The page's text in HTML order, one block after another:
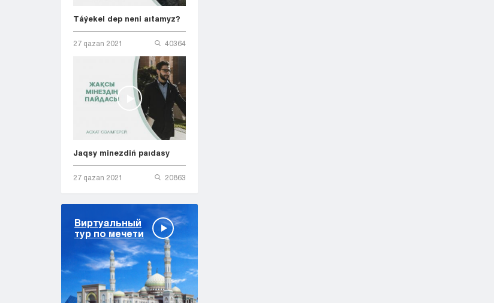
Táýekel dep neni aıtamyz?
27 qazan 2021 40364
Jaqsy minezdiń paıdasy
27 qazan 2021 20863
Виртуальный
тур по мечети